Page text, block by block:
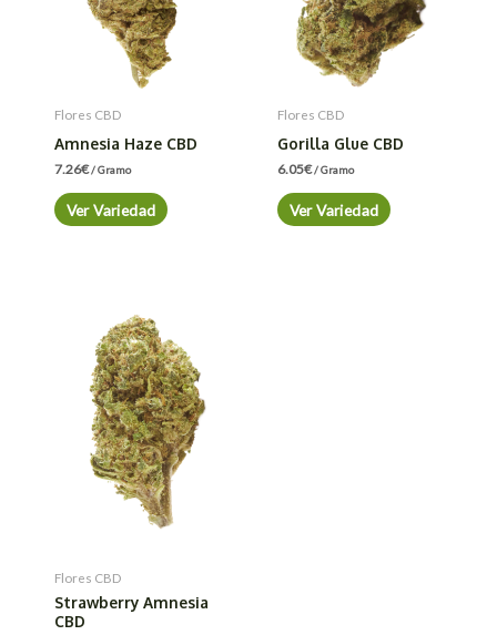
Flores CBD
Amnesia Haze CBD
7.26€/ Gramo
Ver Variedad
Flores CBD
Gorilla Glue CBD
6.05€/ Gramo
Ver Variedad
Flores CBD
Strawberry Amnesia
CBD